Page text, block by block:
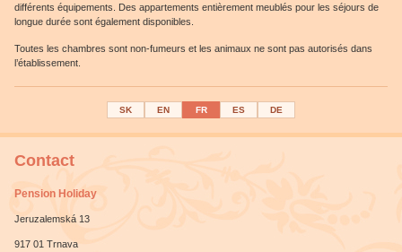
différents équipements. Des appartements entièrement meublés pour les séjours de
longue durée sont également disponibles.
Toutes les chambres sont non-fumeurs et les animaux ne sont pas autorisés dans
l’établissement.
SK EN FR ES DE
Contact
Pension Holiday
Jeruzalemská 13
917 01 Trnava